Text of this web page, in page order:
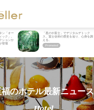
ン「オー
ック」。
ションか
登場
「星のや富士」でデジタルデトック
ス。冨士信仰の歴史を辿り、心身を調
える。
のホテル最新ニュース